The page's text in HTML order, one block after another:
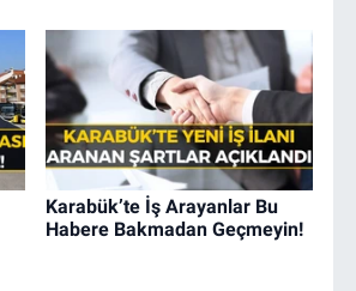
Karabük’te İş Arayanlar Bu
Habere Bakmadan Geçmeyin!